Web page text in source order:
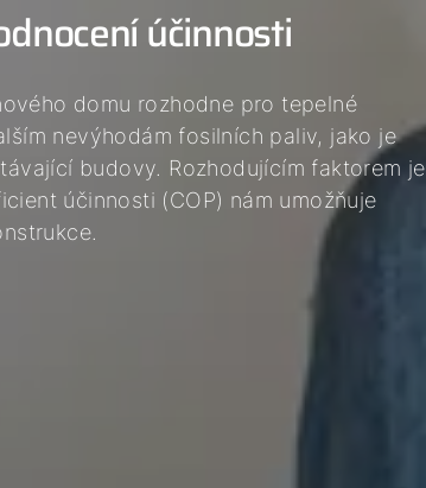
účinnosti
domu rozhodne pro tepelné
nevýhodám fosilních paliv, jako je
budovy. Rozhodujícím faktorem je
účinnosti (COP) nám umožňuje